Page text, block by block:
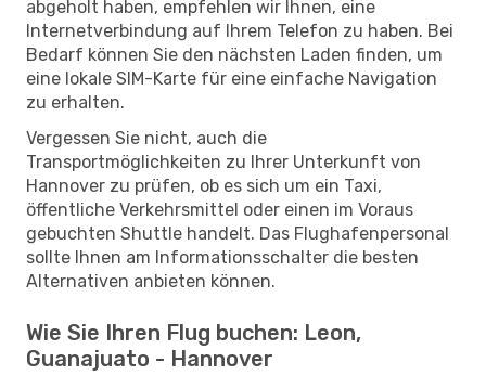
abgeholt haben, empfehlen wir Ihnen, eine
Internetverbindung auf Ihrem Telefon zu haben. Bei
Bedarf können Sie den nächsten Laden finden, um
eine lokale SIM-Karte für eine einfache Navigation
zu erhalten.
Vergessen Sie nicht, auch die
Transportmöglichkeiten zu Ihrer Unterkunft von
Hannover zu prüfen, ob es sich um ein Taxi,
öffentliche Verkehrsmittel oder einen im Voraus
gebuchten Shuttle handelt. Das Flughafenpersonal
sollte Ihnen am Informationsschalter die besten
Alternativen anbieten können.
Wie Sie Ihren Flug buchen: Leon,
Guanajuato - Hannover